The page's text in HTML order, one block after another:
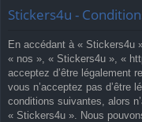
Stickers4u -
En accédant à « Stickers4u
« nos », « Stickers4u », «
acceptez d’être légalement
vous n’acceptez pas d’être
conditions suivantes, alors
« Stickers4u ». Nous